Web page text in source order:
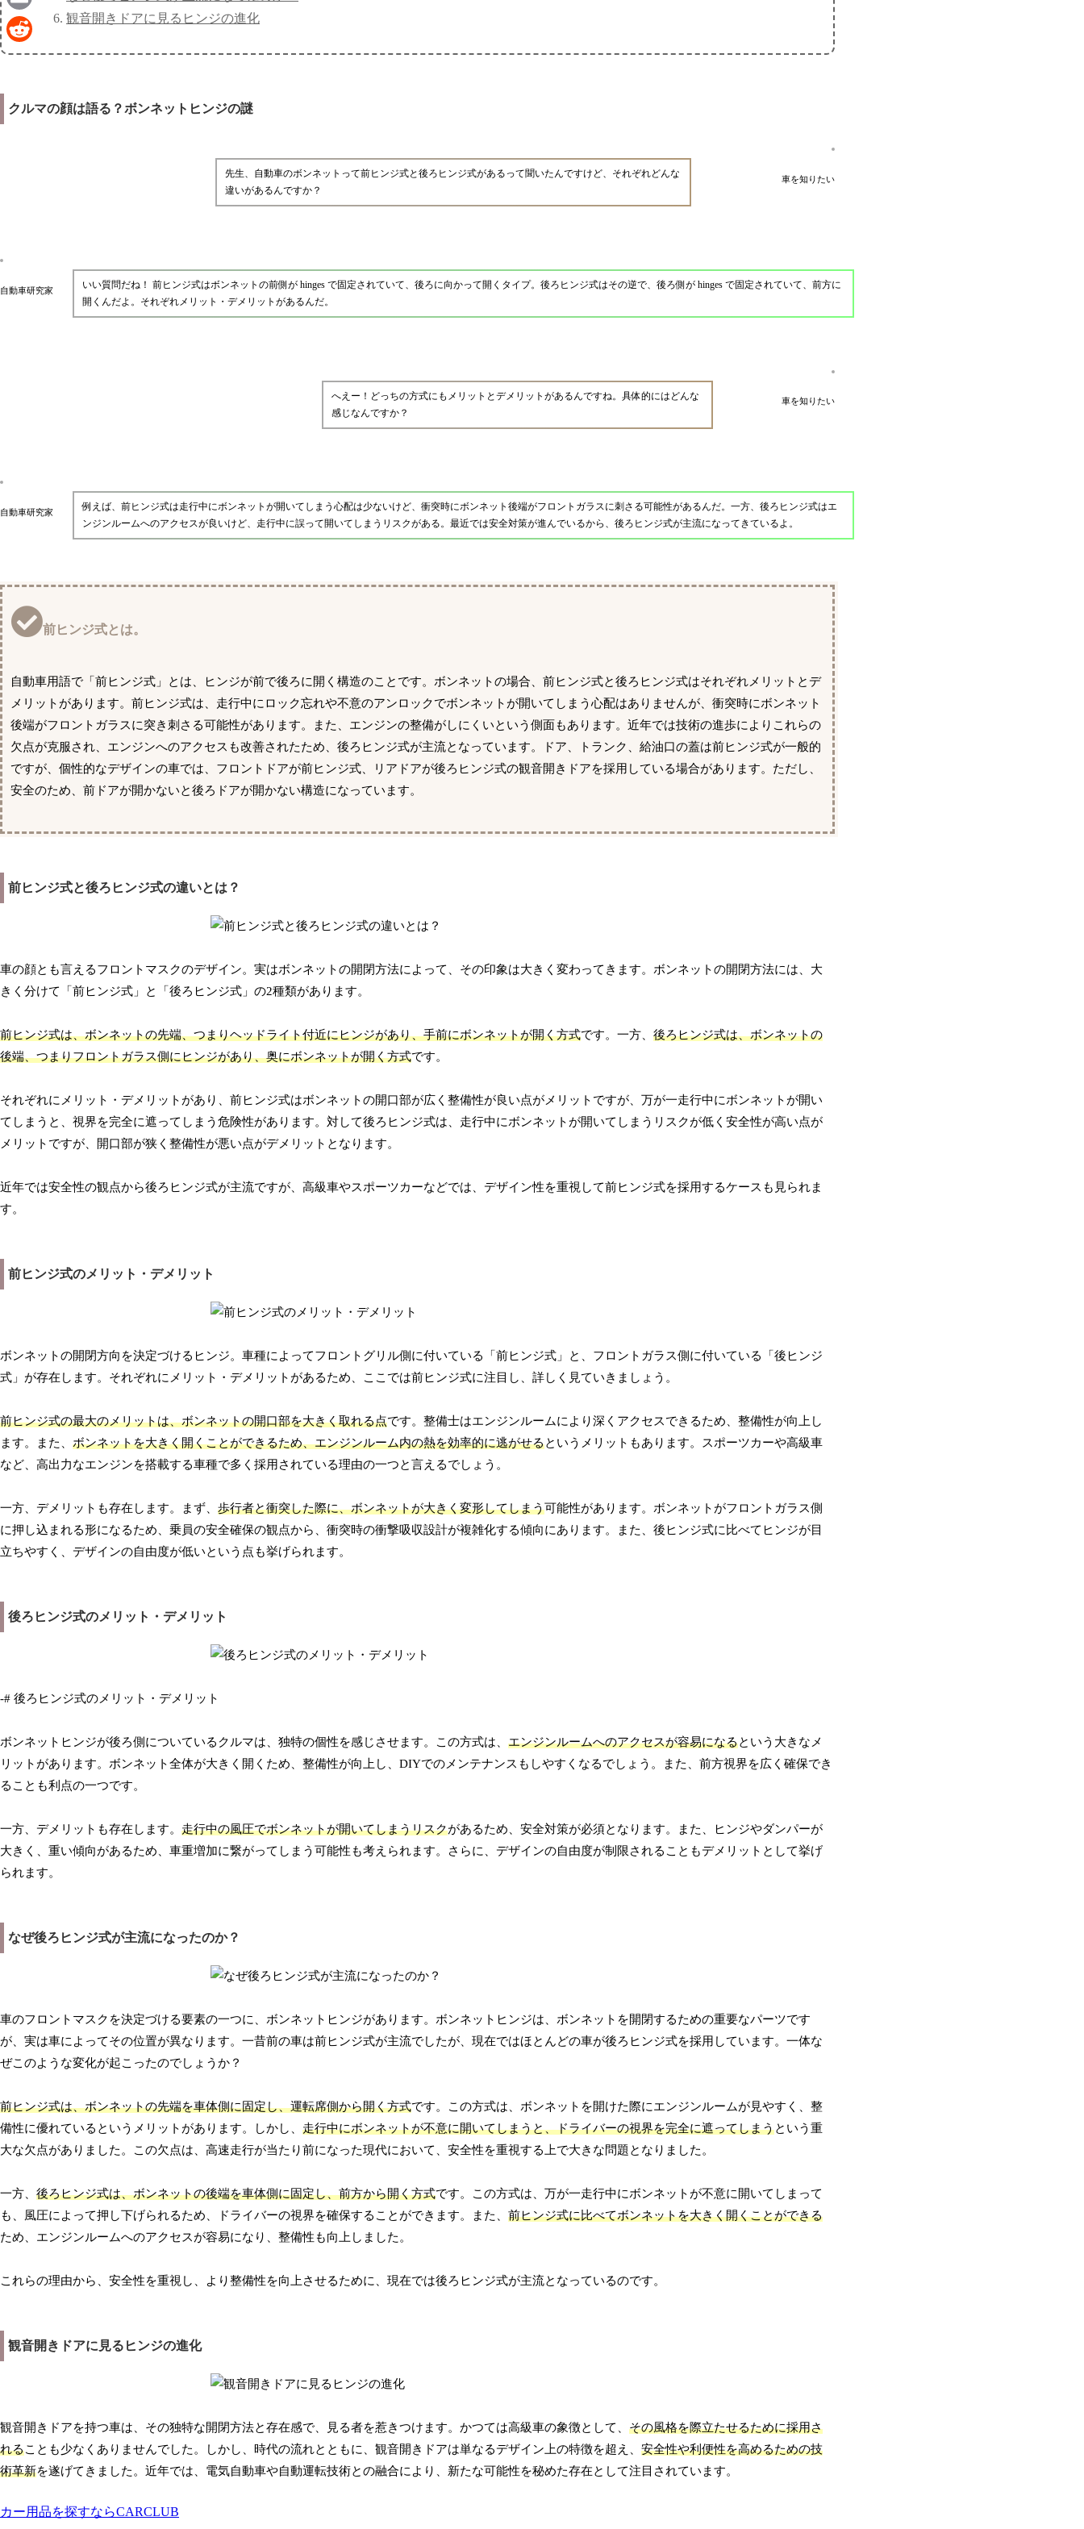
観音開きドアに見るヒンジの進化
クルマの顔は語る？ボンネットヒンジの謎
車を知りたい
先生、自動車のボンネットって前ヒンジ式と後ろヒンジ式があるって聞いたんですけど、それぞれどんな
違いがあるんですか？
自動車研究家
いい質問だね！ 前ヒンジ式はボンネットの前側が hinges で固定されていて、後ろに向かって開くタイプ。後ろヒンジ式はその逆で、後ろ側が hinges で固定されていて、前方に
開くんだよ。それぞれメリット・デメリットがあるんだ。
車を知りたい
へえー！どっちの方式にもメリットとデメリットがあるんですね。具体的にはどんな
感じなんですか？
自動車研究家
例えば、前ヒンジ式は走行中にボンネットが開いてしまう心配は少ないけど、衝突時にボンネット後端がフロントガラスに刺さる可能性があるんだ。一方、後ろヒンジ式はエ
ンジンルームへのアクセスが良いけど、走行中に誤って開いてしまうリスクがある。最近では安全対策が進んでいるから、後ろヒンジ式が主流になってきているよ。
前ヒンジ式とは。
自動車用語で「前ヒンジ式」とは、ヒンジが前で後ろに開く構造のことです。ボンネットの場合、前ヒンジ式と後ろヒンジ式はそれぞれメリットとデ
メリットがあります。前ヒンジ式は、走行中にロック忘れや不意のアンロックでボンネットが開いてしまう心配はありませんが、衝突時にボンネット
後端がフロントガラスに突き刺さる可能性があります。また、エンジンの整備がしにくいという側面もあります。近年では技術の進歩によりこれらの
欠点が克服され、エンジンへのアクセスも改善されたため、後ろヒンジ式が主流となっています。ドア、トランク、給油口の蓋は前ヒンジ式が一般的
ですが、個性的なデザインの車では、フロントドアが前ヒンジ式、リアドアが後ろヒンジ式の観音開きドアを採用している場合があります。ただし、
安全のため、前ドアが開かないと後ろドアが開かない構造になっています。
前ヒンジ式と後ろヒンジ式の違いとは？
車の顔とも言えるフロントマスクのデザイン。実はボンネットの開閉方法によって、その印象は大きく変わってきます。ボンネットの開閉方法には、大
きく分けて「前ヒンジ式」と「後ろヒンジ式」の2種類があります。
前ヒンジ式は、ボンネットの先端、つまりヘッドライト付近にヒンジがあり、手前にボンネットが開く方式です。一方、 後ろヒンジ式は、ボンネットの
後端、つまりフロントガラス側にヒンジがあり、奥にボンネットが開く方式です。
それぞれにメリット・デメリットがあり、前ヒンジ式はボンネットの開口部が広く整備性が良い点がメリットですが、万が一走行中にボンネットが開い
てしまうと、視界を完全に遮ってしまう危険性があります。対して後ろヒンジ式は、走行中にボンネットが開いてしまうリスクが低く安全性が高い点が
メリットですが、開口部が狭く整備性が悪い点がデメリットとなります。
近年では安全性の観点から後ろヒンジ式が主流ですが、高級車やスポーツカーなどでは、デザイン性を重視して前ヒンジ式を採用するケースも見られま
す。
前ヒンジ式のメリット・デメリット
ボンネットの開閉方向を決定づけるヒンジ。車種によってフロントグリル側に付いている「前ヒンジ式」と、フロントガラス側に付いている「後ヒンジ
式」が存在します。それぞれにメリット・デメリットがあるため、ここでは前ヒンジ式に注目し、詳しく見ていきましょう。
前ヒンジ式の最大のメリットは、ボンネットの開口部を大きく取れる点です。整備士はエンジンルームにより深くアクセスできるため、整備性が向上し
ます。また、 ボンネットを大きく開くことができるため、エンジンルーム内の熱を効率的に逃がせるというメリットもあります。スポーツカーや高級車
など、高出力なエンジンを搭載する車種で多く採用されている理由の一つと言えるでしょう。
一方、デメリットも存在します。まず、 歩行者と衝突した際に、ボンネットが大きく変形してしまう可能性があります。ボンネットがフロントガラス側
に押し込まれる形になるため、乗員の安全確保の観点から、衝突時の衝撃吸収設計が複雑化する傾向にあります。また、後ヒンジ式に比べてヒンジが目
立ちやすく、デザインの自由度が低いという点も挙げられます。
後ろヒンジ式のメリット・デメリット
-# 後ろヒンジ式のメリット・デメリット
ボンネットヒンジが後ろ側についているクルマは、独特の個性を感じさせます。この方式は、 エンジンルームへのアクセスが容易になるという大きなメ
リットがあります。ボンネット全体が大きく開くため、整備性が向上し、DIYでのメンテナンスもしやすくなるでしょう。また、前方視界を広く確保でき
ることも利点の一つです。
一方、デメリットも存在します。 走行中の風圧でボンネットが開いてしまうリスクがあるため、安全対策が必須となります。また、ヒンジやダンパーが
大きく、重い傾向があるため、車重増加に繋がってしまう可能性も考えられます。さらに、デザインの自由度が制限されることもデメリットとして挙げ
られます。
なぜ後ろヒンジ式が主流になったのか？
車のフロントマスクを決定づける要素の一つに、ボンネットヒンジがあります。ボンネットヒンジは、ボンネットを開閉するための重要なパーツです
が、実は車によってその位置が異なります。一昔前の車は前ヒンジ式が主流でしたが、現在ではほとんどの車が後ろヒンジ式を採用しています。一体な
ぜこのような変化が起こったのでしょうか？
前ヒンジ式は、ボンネットの先端を車体側に固定し、運転席側から開く方式です。この方式は、ボンネットを開けた際にエンジンルームが見やすく、整
備性に優れているというメリットがあります。しかし、 走行中にボンネットが不意に開いてしまうと、ドライバーの視界を完全に遮ってしまうという重
大な欠点がありました。この欠点は、高速走行が当たり前になった現代において、安全性を重視する上で大きな問題となりました。
一方、 後ろヒンジ式は、ボンネットの後端を車体側に固定し、前方から開く方式です。この方式は、万が一走行中にボンネットが不意に開いてしまって
も、風圧によって押し下げられるため、ドライバーの視界を確保することができます。また、 前ヒンジ式に比べてボンネットを大きく開くことができる
ため、エンジンルームへのアクセスが容易になり、整備性も向上しました。
これらの理由から、安全性を重視し、より整備性を向上させるために、現在では後ろヒンジ式が主流となっているのです。
観音開きドアに見るヒンジの進化
観音開きドアを持つ車は、その独特な開閉方法と存在感で、見る者を惹きつけます。かつては高級車の象徴として、 その風格を際立たせるために採用さ
れることも少なくありませんでした。しかし、時代の流れとともに、観音開きドアは単なるデザイン上の特徴を超え、 安全性や利便性を高めるための技
術革新を遂げてきました。近年では、電気自動車や自動運転技術との融合により、新たな可能性を秘めた存在として注目されています。
カー用品を探すならCARCLUB
Email
Reddit